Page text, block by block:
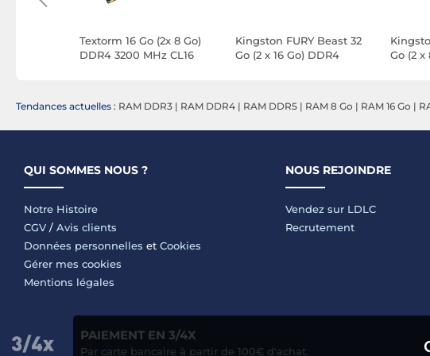
Textorm 16 Go (2x 8 Go)
DDR4 3200 MHz CL16
Kingston FURY Beast 32
Go (2 x 16 Go) DDR4
Go (2 x
Tendances actuelles : RAM DDR3 | RAM DDR4 | RAM DDR5 | RAM 8 Go | RAM 16 Go |
QUI SOMMES NOUS ?
Notre Histoire
CGV / Avis clients
Données personnelles et Cookies
Gérer mes cookies
Mentions légales
NOUS REJOINDRE
Vendez sur LDLC
Recrutement
PAIEMENT EN 3/4X
Par carte bancaire à partir de 100€ d'achat.